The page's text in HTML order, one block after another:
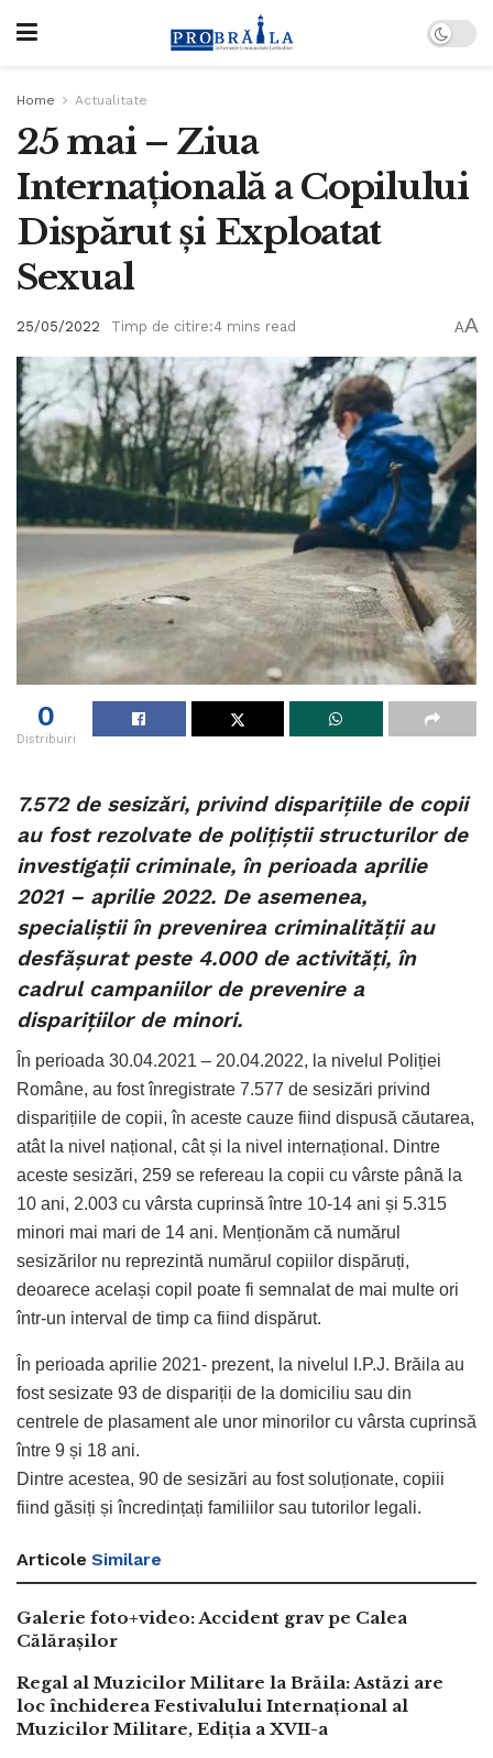
Home Actualitate
25 mai – Ziua
Internațională a Copilului
Dispărut și Exploatat
Sexual
25/05/2022 Timp de citire:4 mins read AA
0
Distribuiri
7.572 de sesizări, privind disparițiile de copii
au fost rezolvate de polițiștii structurilor de
investigații criminale, în perioada aprilie
2021 – aprilie 2022. De asemenea,
specialiștii în prevenirea criminalității au
desfășurat peste 4.000 de activități, în
cadrul campaniilor de prevenire a
disparițiilor de minori.
În perioada 30.04.2021 – 20.04.2022, la nivelul Poliției
Române, au fost înregistrate 7.577 de sesizări privind
disparițiile de copii, în aceste cauze fiind dispusă căutarea,
atât la nivel național, cât și la nivel internațional. Dintre
aceste sesizări, 259 se refereau la copii cu vârste până la
10 ani, 2.003 cu vârsta cuprinsă între 10-14 ani și 5.315
minori mai mari de 14 ani. Menționăm că numărul
sesizărilor nu reprezintă numărul copiilor dispăruți,
deoarece același copil poate fi semnalat de mai multe ori
într-un interval de timp ca fiind dispărut.
În perioada aprilie 2021- prezent, la nivelul I.P.J. Brăila au
fost sesizate 93 de dispariții de la domiciliu sau din
centrele de plasament ale unor minorilor cu vârsta cuprinsă
între 9 și 18 ani.
Dintre acestea, 90 de sesizări au fost soluționate, copiii
fiind găsiți și încredințați familiilor sau tutorilor legali.
Articole Similare
Galerie foto+video: Accident grav pe Calea
Călărașilor
Regal al Muzicilor Militare la Brăila: Astăzi are
loc închiderea Festivalului Internațional al
Muzicilor Militare, Ediția a XVII-a